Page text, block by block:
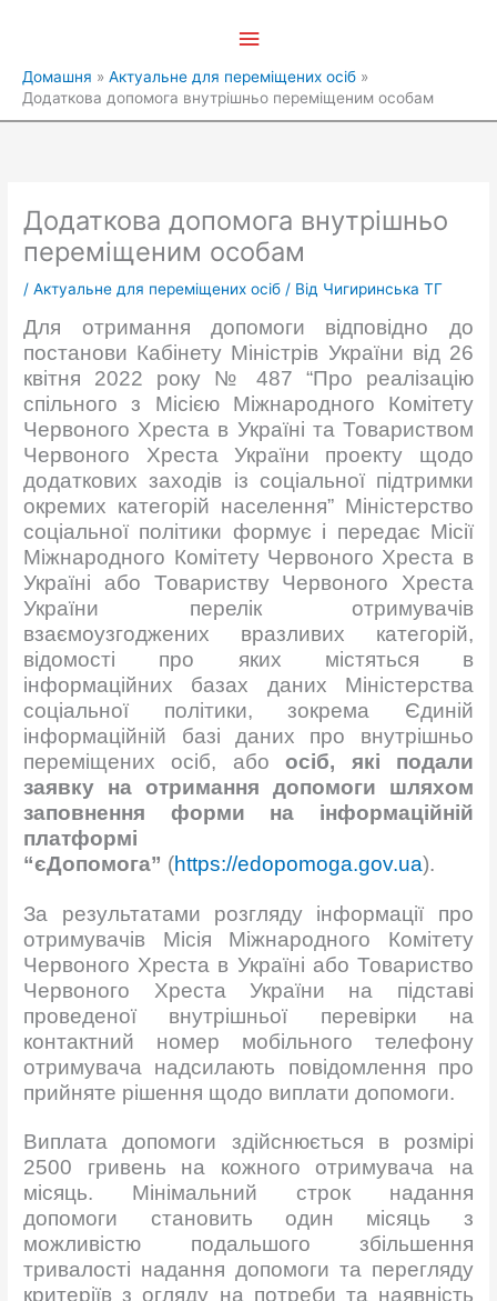
меню
Домашня
Актуальне для переміщених осіб
Додаткова допомога внутрішньо переміщеним особам
Додаткова допомога внутрішньо
переміщеним особам
/Актуальне для переміщених осіб / Від Чигиринська ТГ
Для отримання допомоги відповідно до
постанови Кабінету Міністрів України від 26
квітня 2022 року № 487 “Про реалізацію
спільного з Місією Міжнародного Комітету
Червоного Хреста в Україні та Товариством
Червоного Хреста України проекту щодо
додаткових заходів із соціальної підтримки
окремих категорій населення” Міністерство
соціальної політики формує і передає Місії
Міжнародного Комітету Червоного Хреста в
Україні або Товариству Червоного Хреста
України перелік отримувачів
взаємоузгоджених вразливих категорій,
відомості про яких містяться в
інформаційних базах даних Міністерства
соціальної політики, зокрема Єдиній
інформаційній базі даних про внутрішньо
переміщених осіб, абоосіб, які подали
заявку на отримання допомоги шляхом
заповнення форми на інформаційній
платформі
“єДопомога” (https://edopomoga.gov.ua).
За результатами розгляду інформації про
отримувачів Місія Міжнародного Комітету
Червоного Хреста в Україні або Товариство
Червоного Хреста України на підставі
проведеної внутрішньої перевірки на
контактний номер мобільного телефону
отримувача надсилають повідомлення про
прийняте рішення щодо виплати допомоги.
Виплата допомоги здійснюється в розмірі
2500 гривень на кожного отримувача на
місяць. Мінімальний строк надання
допомоги становить один місяць з
можливістю подальшого збільшення
тривалості надання допомоги та перегляду
критеріїв з огляду на потреби та наявність